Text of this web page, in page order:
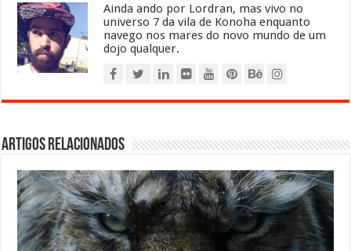
Ainda ando por Lordran, mas vivo no
universo 7 da vila de Konoha enquanto
navego nos mares do novo mundo de um
dojo qualquer.
Artigos relacionados